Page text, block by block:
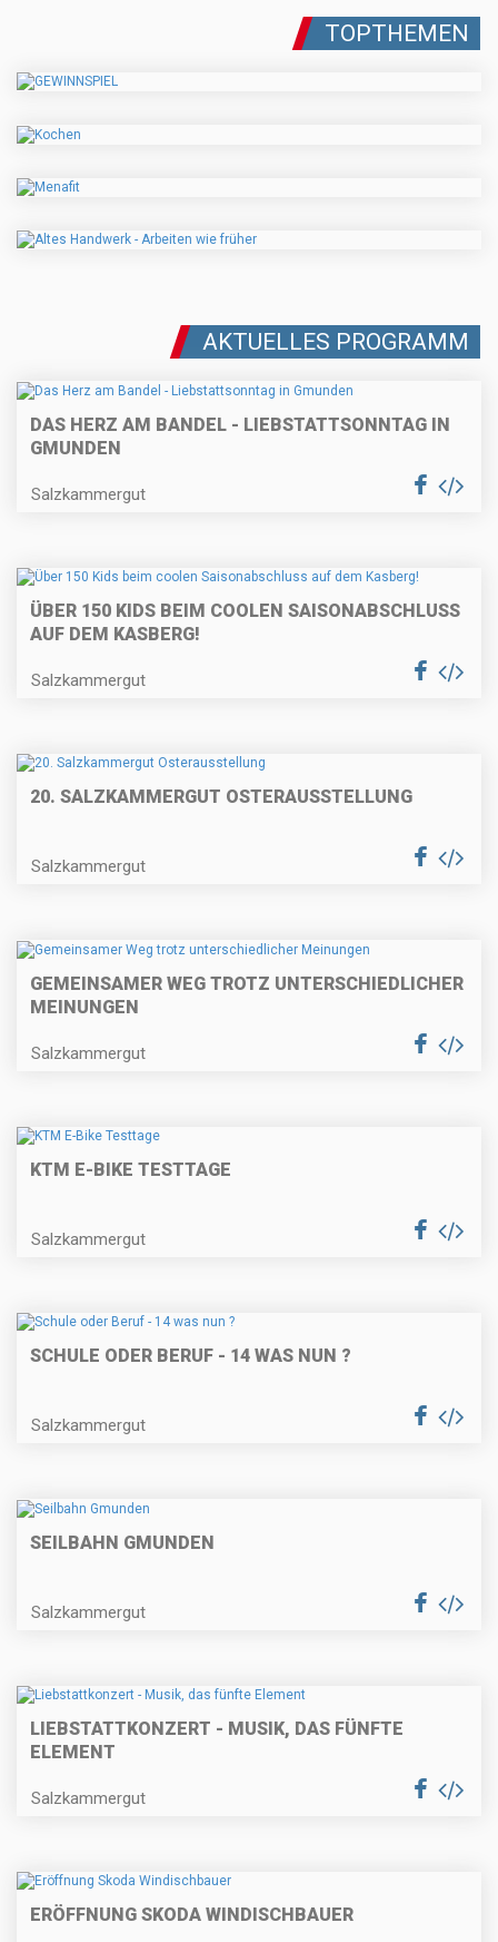
TOPTHEMEN
AKTUELLES PROGRAMM
DAS HERZ AM BANDEL - LIEBSTATTSONNTAG IN
GMUNDEN
Salzkammergut
ÜBER 150 KIDS BEIM COOLEN SAISONABSCHLUSS
AUF DEM KASBERG!
Salzkammergut
20. SALZKAMMERGUT OSTERAUSSTELLUNG
Salzkammergut
GEMEINSAMER WEG TROTZ UNTERSCHIEDLICHER
MEINUNGEN
Salzkammergut
KTM E-BIKE TESTTAGE
Salzkammergut
SCHULE ODER BERUF - 14 WAS NUN ?
Salzkammergut
SEILBAHN GMUNDEN
Salzkammergut
LIEBSTATTKONZERT - MUSIK, DAS FÜNFTE
ELEMENT
Salzkammergut
ERÖFFNUNG SKODA WINDISCHBAUER